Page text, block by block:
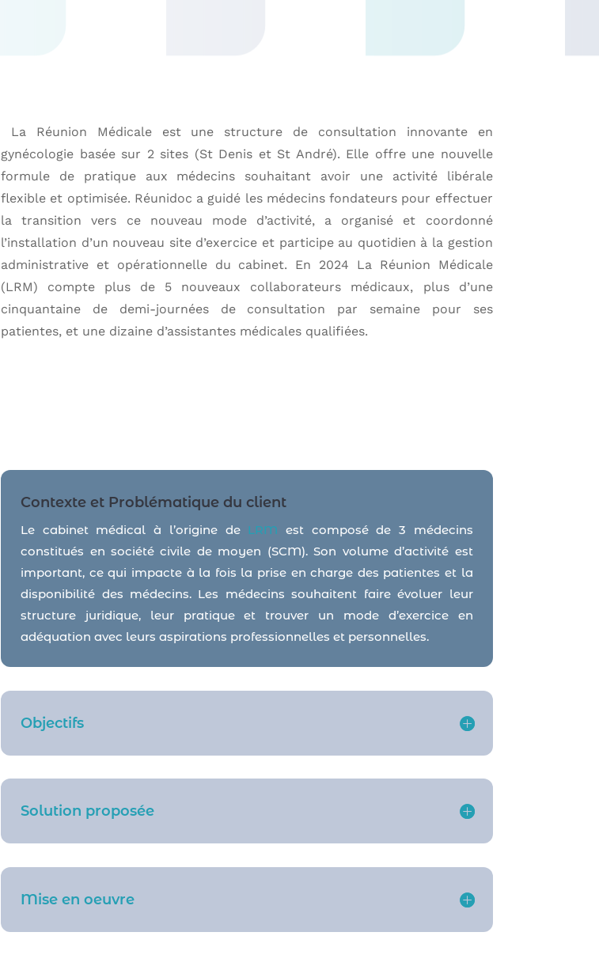
La Réunion Médicale est une structure de consultation innovante en
gynécologie basée sur 2 sites (St Denis et St André). Elle offre une nouvelle
formule de pratique aux médecins souhaitant avoir une activité libérale
flexible et optimisée. Réunidoc a guidé les médecins fondateurs pour effectuer
la transition vers ce nouveau mode d’activité, a organisé et coordonné
l’installation d’un nouveau site d’exercice et participe au quotidien à la gestion
administrative et opérationnelle du cabinet. En 2024 La Réunion Médicale
(LRM) compte plus de 5 nouveaux collaborateurs médicaux, plus d’une
cinquantaine de demi-journées de consultation par semaine pour ses
patientes, et une dizaine d’assistantes médicales qualifiées.
Contexte et Problématique du client
Le cabinet médical à l’origine de LRM est composé de 3 médecins
constitués en société civile de moyen (SCM). Son volume d’activité est
important, ce qui impacte à la fois la prise en charge des patientes et la
disponibilité des médecins. Les médecins souhaitent faire évoluer leur
structure juridique, leur pratique et trouver un mode d’exercice en
adéquation avec leurs aspirations professionnelles et personnelles.
Objectifs
Solution proposée
Mise en oeuvre